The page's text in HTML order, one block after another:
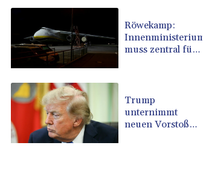
Röwekamp:
Innenministerium
muss zentral für
Trump
unternimmt
neuen Vorstoß